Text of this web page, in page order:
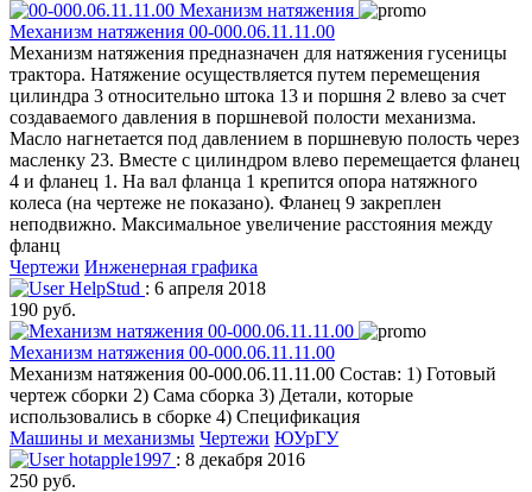
Механизм натяжения 00-000.06.11.11.00
Механизм натяжения предназначен для натяжения гусеницы
трактора. Натяжение осуществляется путем перемещения
цилиндра 3 относительно штока 13 и поршня 2 влево за счет
создаваемого давления в поршневой полости механизма.
Масло нагнетается под давлением в поршневую полость через
масленку 23. Вместе с цилиндром влево перемещается фланец
4 и фланец 1. На вал фланца 1 крепится опора натяжного
колеса (на чертеже не показано). Фланец 9 закреплен
неподвижно. Максимальное увеличение расстояния между
фланц
Чертежи Инженерная графика
HelpStud : 6 апреля 2018
190 руб.
Механизм натяжения 00-000.06.11.11.00
Механизм натяжения 00-000.06.11.11.00 Состав: 1) Готовый
чертеж сборки 2) Сама сборка 3) Детали, которые
использовались в сборке 4) Спецификация
Машины и механизмы Чертежи ЮУрГУ
hotapple1997 : 8 декабря 2016
250 руб.